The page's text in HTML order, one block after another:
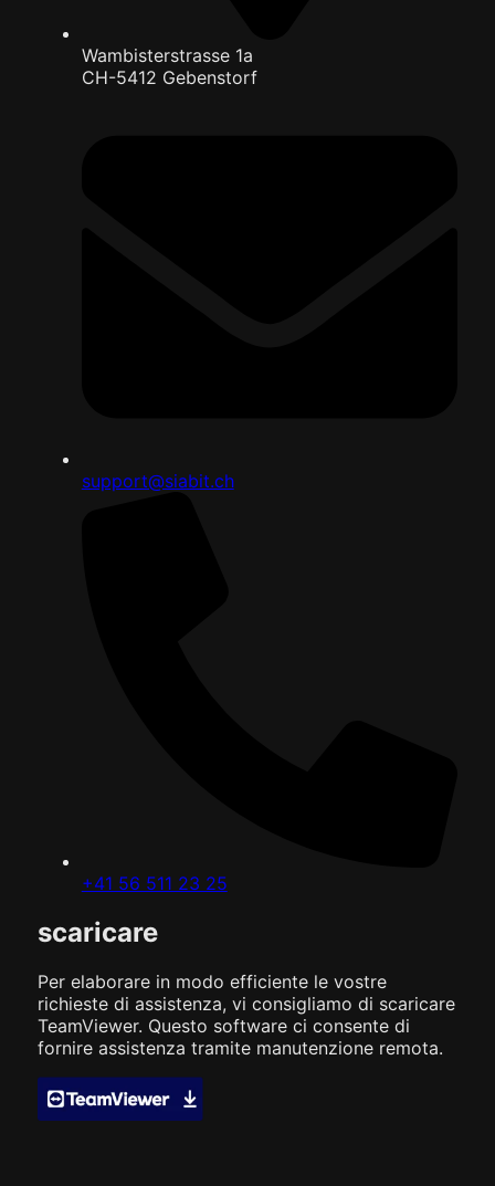
Wambisterstrasse 1a
CH-5412 Gebenstorf
support@siabit.ch
+41 56 511 23 25
scaricare
Per elaborare in modo efficiente le vostre
richieste di assistenza, vi consigliamo di scaricare
TeamViewer. Questo software ci consente di
fornire assistenza tramite manutenzione remota.